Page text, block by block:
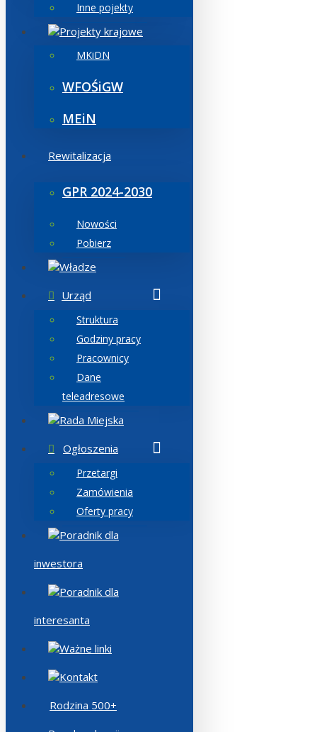
Inne pojekty
Projekty krajowe
MKiDN
WFOŚiGW
MEiN
Rewitalizacja
GPR 2024-2030
Nowości
Pobierz
Władze
Urząd
Struktura
Godziny pracy
Pracownicy
Dane
teleadresowe
Rada Miejska
Ogłoszenia
Przetargi
Zamówienia
Oferty pracy
Poradnik dla
inwestora
Poradnik dla
interesanta
Ważne linki
Kontakt
Rodzina 500+